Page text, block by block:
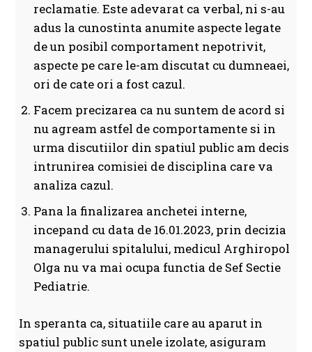
reclamatie. Este adevarat ca verbal, ni s-au
adus la cunostinta anumite aspecte legate
de un posibil comportament nepotrivit,
aspecte pe care le-am discutat cu dumneaei,
ori de cate ori a fost cazul.
Facem precizarea ca nu suntem de acord si
nu agream astfel de comportamente si in
urma discutiilor din spatiul public am decis
intrunirea comisiei de disciplina care va
analiza cazul.
Pana la finalizarea anchetei interne,
incepand cu data de 16.01.2023, prin decizia
managerului spitalului, medicul Arghiropol
Olga nu va mai ocupa functia de Sef Sectie
Pediatrie.
In speranta ca, situatiile care au aparut in
spatiul public sunt unele izolate, asiguram